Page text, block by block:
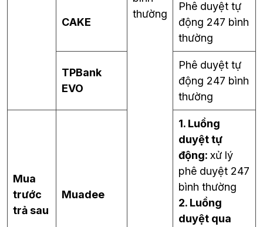
thường
CAKE
Phê duyệt tự
động 247 bình
thường
TPBank
EVO
Phê duyệt tự
động 247 bình
thường
Mua
trước
trả sau
Muadee
1. Luồng
duyệt tự
động: xử lý
phê duyệt 247
bình thường
2. Luồng
duyệt qua